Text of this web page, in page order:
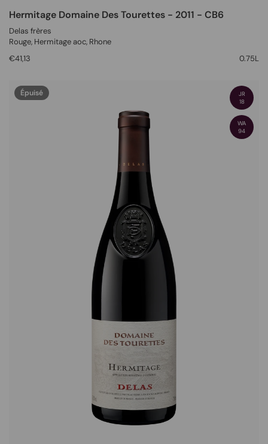
Hermitage Domaine Des Tourettes - 2011 - CB6
Delas frères
Rouge, Hermitage aoc, Rhone
€41,13
0.75L
JR
18
WA
94
Épuisé